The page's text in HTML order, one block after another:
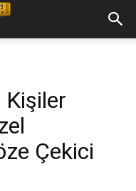
Kişiler
Çekici